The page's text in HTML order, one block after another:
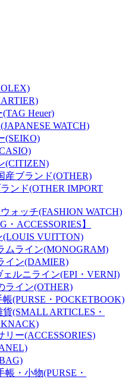
Heuer)
WATCH)
(SEIKO)
(CITIZEN)
産ブランド(OTHER)
ンド(OTHER IMPORT
ォッチ(FASHION WATCH)
ACCESSORIES】
(LOUIS VUITTON)
ムライン(MONOGRAM)
イン(DAMIER)
ェルニライン(EPI・VERNI)
ライン(OTHER)
(PURSE・POCKETBOOK)
(SMALL ARTICLES・
リー(ACCESSORIES)
帳・小物(PURSE・